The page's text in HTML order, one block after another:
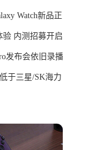
Watch新品正
验 内测招募开启
发布会依旧录播
于三星/SK海力